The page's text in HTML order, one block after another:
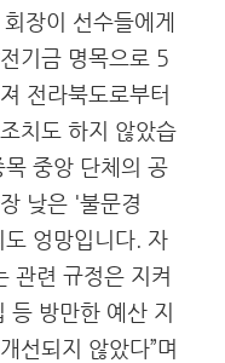
장이 선수들에게
기금 명목으로 5
전라북도로부터
치도 하지 않았습
중앙 단체의 공
낮은 '불문경
엉망입니다. 자
관련 규정은 지켜
등 방만한 예산 지
선되지 않았다”며